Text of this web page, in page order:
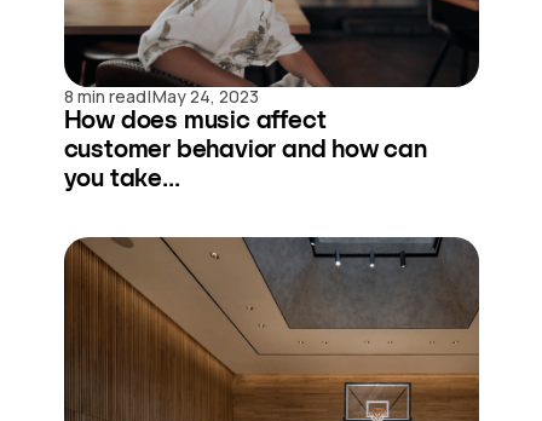
8 min read|May 24, 2023
How does music affect
customer behavior and how can
you take...